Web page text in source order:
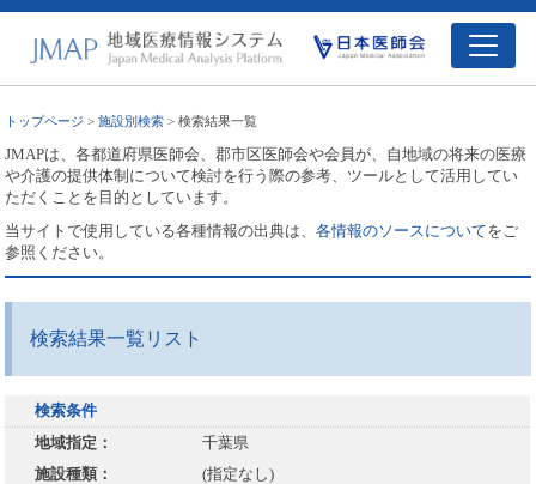
トップページ >施設別検索 > 検索結果一覧
JMAPは、各都道府県医師会、郡市区医師会や会員が、自地域の将来の医療
や介護の提供体制について検討を行う際の参考、ツールとして活用してい
ただくことを目的としています。
当サイトで使用している各種情報の出典は、各情報のソースについてをご
参照ください。
検索結果一覧リスト
検索条件
地域指定：
千葉県
施設種類：
(指定なし)